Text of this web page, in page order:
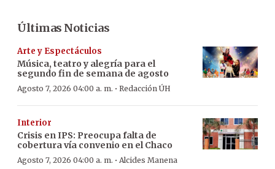
Últimas Noticias
Arte y Espectáculos
Música, teatro y alegría para el
segundo fin de semana de agosto
Agosto 7, 2026 04:00 a. m. · Redacción ÚH
Interior
Crisis en IPS: Preocupa falta de
cobertura vía convenio en el Chaco
Agosto 7, 2026 04:00 a. m. · Alcides Manena